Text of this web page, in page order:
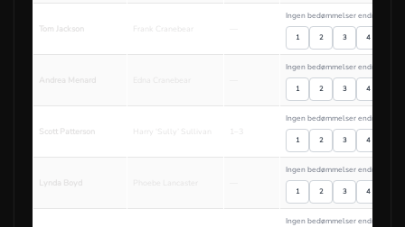
Tom Jackson Frank Cranebear
Ingen bedømmelser endnu
1 2 3 4
Andrea Menard
Ingen bedømmelser endnu
1 2 3 4
Scott Patterson Harry ‘Sully’ Sullivan 1–3
Ingen bedømmelser endnu
1 2 3 4
Lynda Boyd
Ingen bedømmelser endnu
1 2 3 4
Ingen bedømmelser endnu